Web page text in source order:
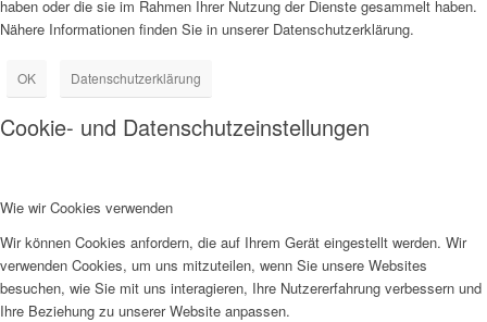
haben oder die sie im Rahmen Ihrer Nutzung der Dienste gesammelt haben.
Nähere Informationen finden Sie in unserer Datenschutzerklärung.
OK Datenschutzerklärung
Cookie- und Datenschutzeinstellungen
Wie wir Cookies verwenden
Wir können Cookies anfordern, die auf Ihrem Gerät eingestellt werden. Wir
verwenden Cookies, um uns mitzuteilen, wenn Sie unsere Websites
besuchen, wie Sie mit uns interagieren, Ihre Nutzererfahrung verbessern und
Ihre Beziehung zu unserer Website anpassen.